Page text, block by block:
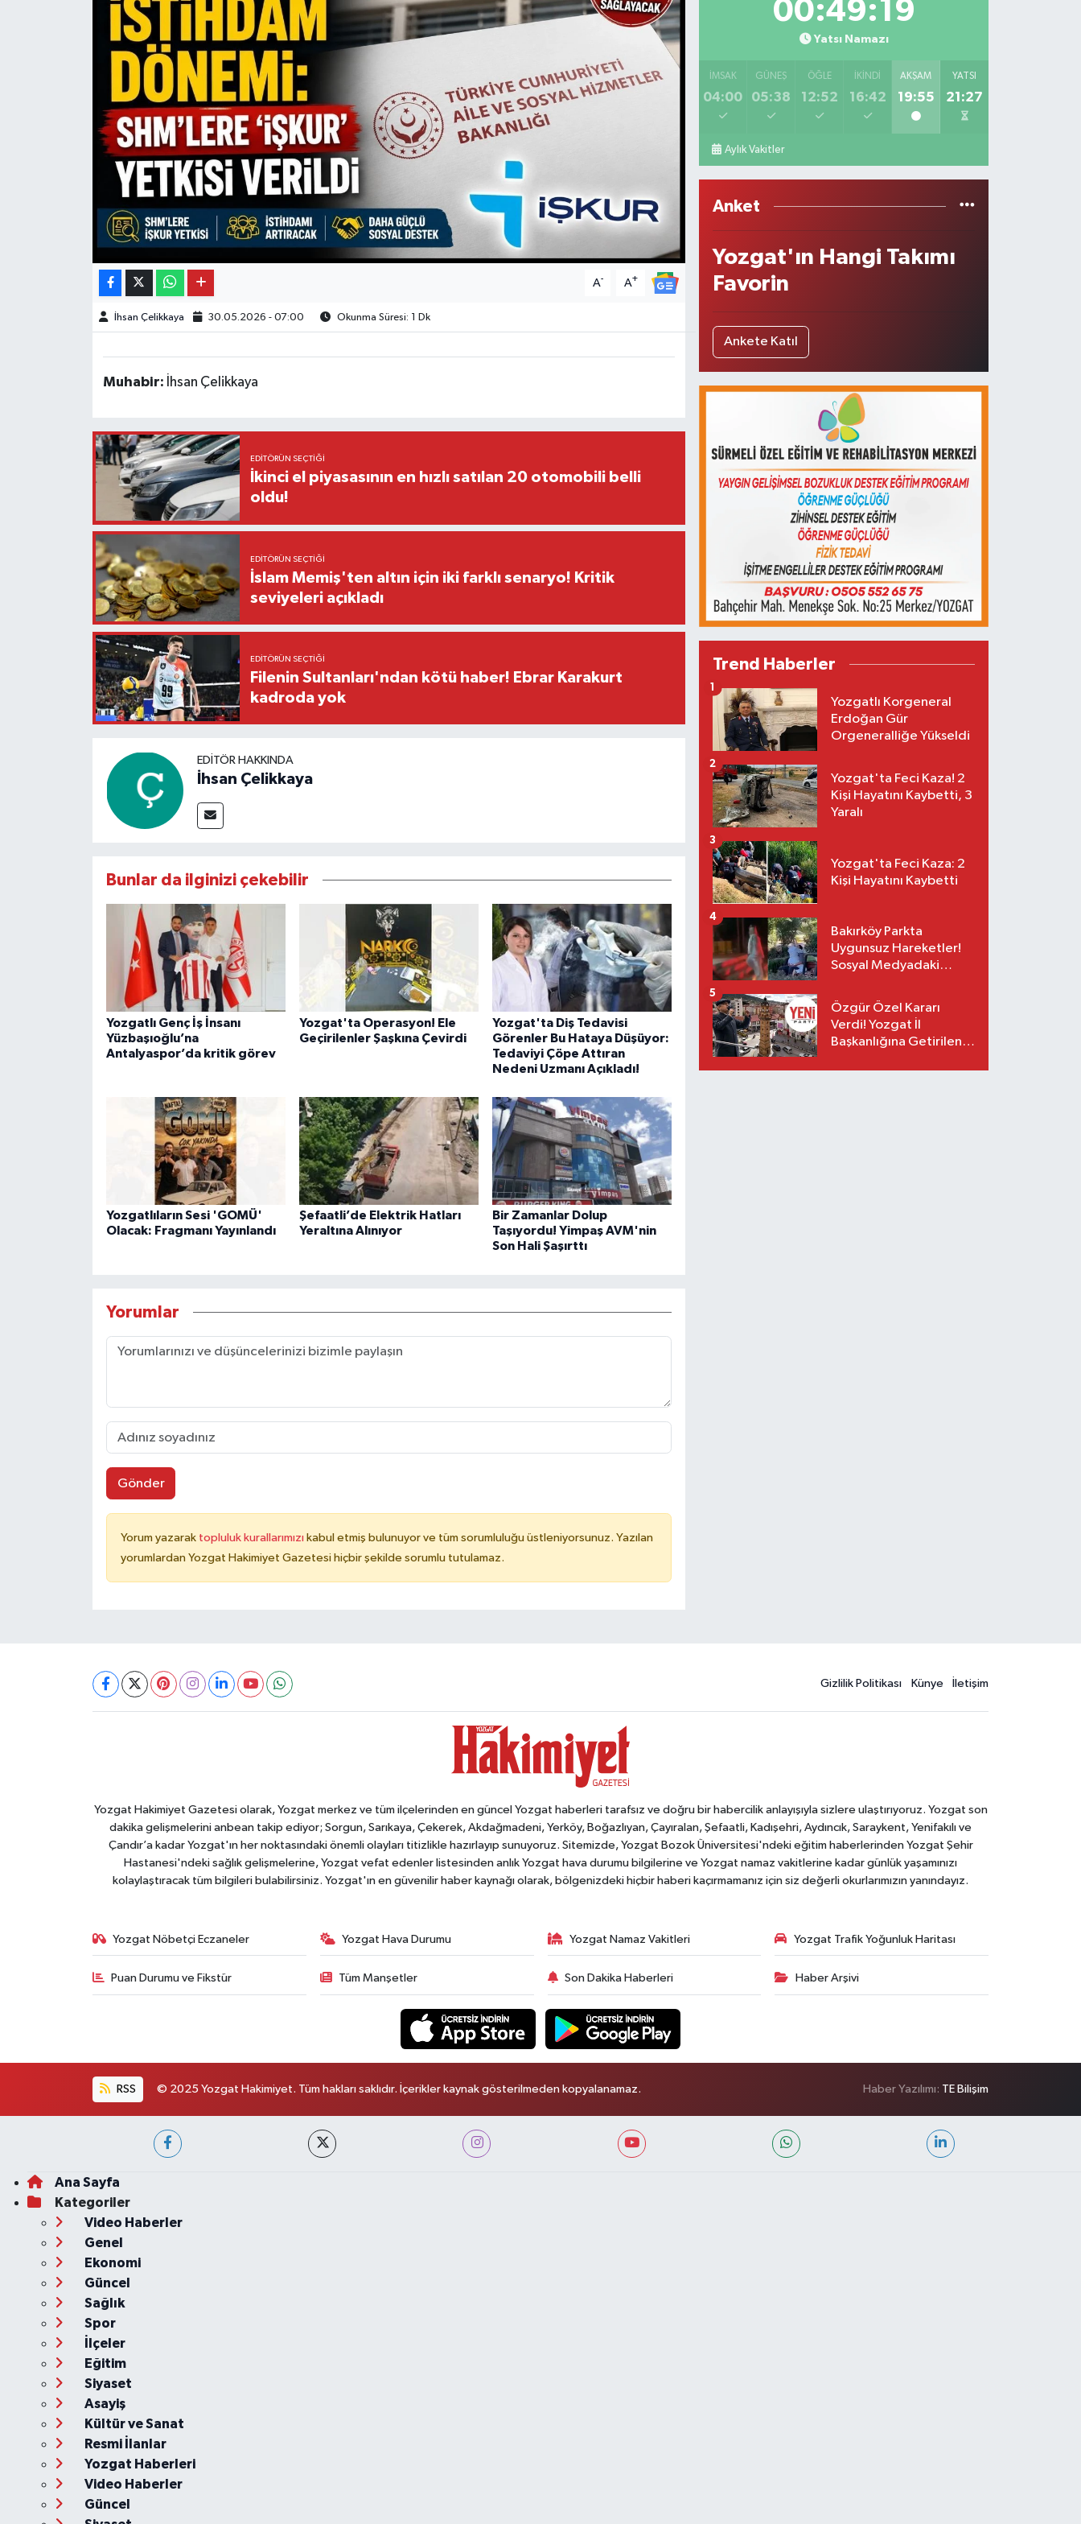
A- A+
İhsan Çelikkaya 30.05.2026 - 07:00 Okunma Süresi: 1 Dk
Muhabir: İhsan Çelikkaya
EDITÖRÜN SEÇTIĞI
İkinci el piyasasının en hızlı satılan 20 otomobili belli
oldu!
EDITÖRÜN SEÇTIĞI
İslam Memiş'ten altın için iki farklı senaryo! Kritik
seviyeleri açıkladı
EDITÖRÜN SEÇTIĞI
Filenin Sultanları'ndan kötü haber! Ebrar Karakurt
kadroda yok
EDITÖR HAKKINDA
İhsan Çelikkaya
Bunlar da ilginizi çekebilir
Yozgatlı Genç İş İnsanı
Yüzbaşıoğlu’na
Antalyaspor’da kritik görev
Yozgat'ta Operasyon! Ele
Geçirilenler Şaşkına Çevirdi
Yozgat'ta Diş Tedavisi
Görenler Bu Hataya Düşüyor:
Tedaviyi Çöpe Attıran
Nedeni Uzmanı Açıkladı!
Yozgatlıların Sesi 'GOMÜ'
Olacak: Fragmanı Yayınlandı
Şefaatli’de Elektrik Hatları
Yeraltına Alınıyor
Bir Zamanlar Dolup
Taşıyordu! Yimpaş AVM'nin
Son Hali Şaşırttı
Yorumlar
Gönder
Yorum yazarak topluluk kurallarımızı kabul etmiş bulunuyor ve tüm sorumluluğu üstleniyorsunuz. Yazılan
yorumlardan Yozgat Hakimiyet Gazetesi hiçbir şekilde sorumlu tutulamaz.
00:49:19
Yatsı Namazı
İMSAK
04:00
GÜNEŞ
05:38
ÖĞLE
12:52
İKINDI
16:42
AKŞAM
19:55
YATSI
21:27
Aylık Vakitler
Anket
Yozgat'ın Hangi Takımı
Favorin
Ankete Katıl
Trend Haberler
Yozgatlı Korgeneral
Erdoğan Gür
Orgeneralliğe Yükseldi
1
Yozgat'ta Feci Kaza! 2
Kişi Hayatını Kaybetti, 3
Yaralı
2
Yozgat'ta Feci Kaza: 2
Kişi Hayatını Kaybetti
3
Bakırköy Parkta
Uygunsuz Hareketler!
Sosyal Medyadaki
Gözaltı
4
Özgür Özel Kararı
Verdi! Yozgat İl
Başkanlığına Getirilen
5
Gizlilik Politikası Künye İletişim
Yozgat Hakimiyet Gazetesi olarak, Yozgat merkez ve tüm ilçelerinden en güncel Yozgat haberleri tarafsız ve doğru bir habercilik anlayışıyla sizlere ulaştırıyoruz. Yozgat son
dakika gelişmelerini anbean takip ediyor; Sorgun, Sarıkaya, Çekerek, Akdağmadeni, Yerköy, Boğazlıyan, Çayıralan, Şefaatli, Kadışehri, Aydıncık, Saraykent, Yenifakılı ve
Çandır’a kadar Yozgat'ın her noktasındaki önemli olayları titizlikle hazırlayıp sunuyoruz. Sitemizde, Yozgat Bozok Üniversitesi'ndeki eğitim haberlerinden Yozgat Şehir
Hastanesi'ndeki sağlık gelişmelerine, Yozgat vefat edenler listesinden anlık Yozgat hava durumu bilgilerine ve Yozgat namaz vakitlerine kadar günlük yaşamınızı
kolaylaştıracak tüm bilgileri bulabilirsiniz. Yozgat'ın en güvenilir haber kaynağı olarak, bölgenizdeki hiçbir haberi kaçırmamanız için siz değerli okurlarımızın yanındayız.
Yozgat Nöbetçi Eczaneler Yozgat Hava Durumu Yozgat Namaz Vakitleri Yozgat Trafik Yoğunluk Haritası
Puan Durumu ve Fikstür Tüm Manşetler Son Dakika Haberleri Haber Arşivi
RSS © 2025 Yozgat Hakimiyet. Tüm hakları saklıdır. İçerikler kaynak gösterilmeden kopyalanamaz. Haber Yazılımı: TE Bilişim
Ana Sayfa
Kategoriler
Video Haberler
Genel
Ekonomi
Güncel
Sağlık
Spor
İlçeler
Eğitim
Siyaset
Asayiş
Kültür ve Sanat
Resmi İlanlar
Yozgat Haberleri
Video Haberler
Güncel